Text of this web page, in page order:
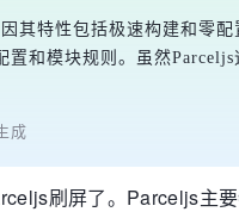
其特性包括极速构建和零
和模块规则。虽然
成
刷屏了。Parceljs主